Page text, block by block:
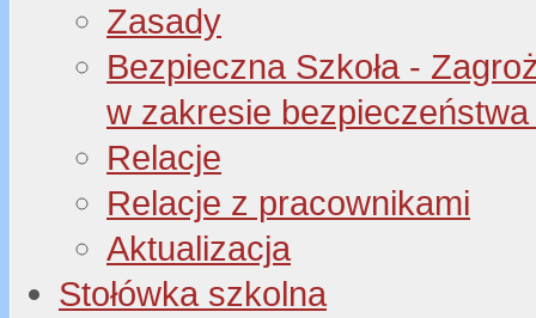
Zasady
Bezpieczna Szkoła -
w zakresie
Relacje
Relacje z pracownikami
Aktualizacja
Stołówka szkolna